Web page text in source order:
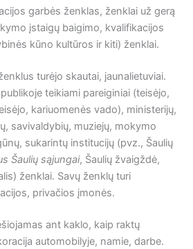
garbės ženklas, ženklai už gerą
įstaigų baigimo, kvalifikacijos
kūno kultūros ir kiti) ženklai.
turėjo skautai, jaunalietuviai.
teikiami pareiginiai (teisėjo,
kariuomenės vado), ministerijų,
savivaldybių, muziejų, mokymo
sukarintų institucijų (pvz., Šaulių
Šaulių sąjungai, Šaulių žvaigždė,
ženklai. Savų ženklų turi
privačios įmonės.
ant kaklo, kaip raktų
automobilyje, namie, darbe.